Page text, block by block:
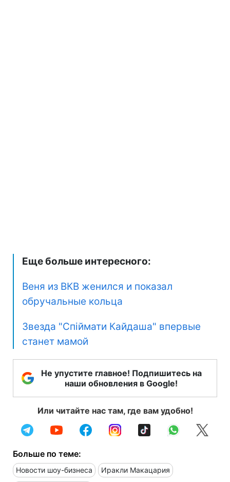
Еще больше интересного:
Веня из ВКВ женился и показал
обручальные кольца
Звезда "Спіймати Кайдаша" впервые
станет мамой
Не упустите главное! Подпишитесь на
наши обновления в Google!
Или читайте нас там, где вам удобно!
Больше по теме:
Новости шоу-бизнеса Иракли Макацария